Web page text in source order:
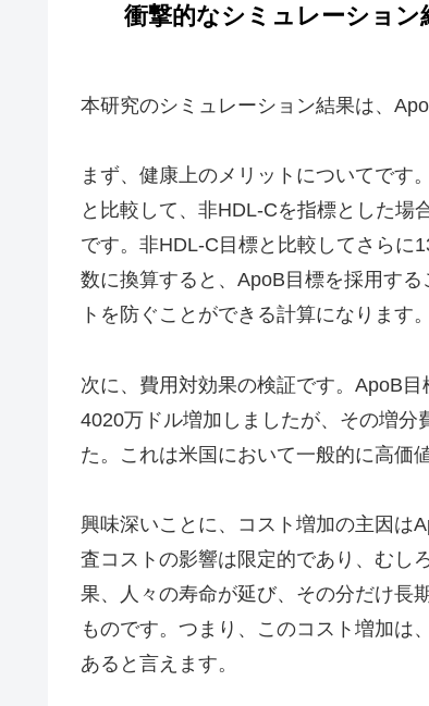
衝撃的なシミュレーション
本研究のシミュレーション結果は、
まず、健康上のメリットについてです
と比較して、非HDL-Cを指標とした場
です。非HDL-C目標と比較してさらに
数に換算すると、ApoB目標を採用す
トを防ぐことができる計算になります。
次に、費用対効果の検証です。ApoB
4020万ドル増加しましたが、その増分
た。これは米国において一般的に高価
興味深いことに、コスト増加の主因は
査コストの影響は限定的であり、むし
果、人々の寿命が延び、その分だけ長
ものです。つまり、このコスト増加は
あると言えます。